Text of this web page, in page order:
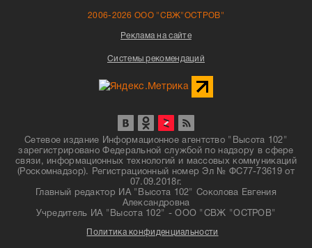
2006-2026 ООО "СВЖ"ОСТРОВ"
Реклама на сайте
Системы рекомендаций
Сетевое издание Информационное агентство "Высота 102"
зарегистрировано Федеральной службой по надзору в сфере
связи, информационных технологий и массовых коммуникаций
(Роскомнадзор). Регистрационный номер Эл № ФС77-73619 от
07.09.2018г.
Главный редактор ИА "Высота 102" Соколова Евгения
Александровна
Учредитель ИА "Высота 102" - ООО "СВЖ "ОСТРОВ"
Политика конфиденциальности